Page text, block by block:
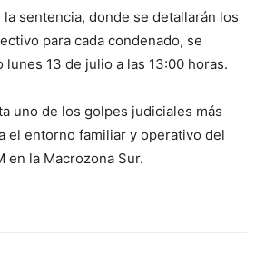
sentencia, donde se detallarán los
para cada condenado, se
lunes 13 de julio a las 13:00 horas.
uno de los golpes judiciales más
el entorno familiar y operativo del
en la Macrozona Sur.